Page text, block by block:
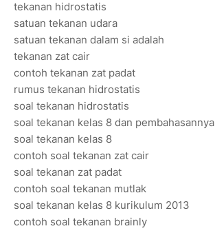
tekanan hidrostatis
satuan tekanan udara
satuan tekanan dalam si adalah
tekanan zat cair
contoh tekanan zat padat
rumus tekanan hidrostatis
soal tekanan hidrostatis
soal tekanan kelas 8 dan pembahasannya
soal tekanan kelas 8
contoh soal tekanan zat cair
soal tekanan zat padat
contoh soal tekanan mutlak
soal tekanan kelas 8 kurikulum 2013
contoh soal tekanan brainly